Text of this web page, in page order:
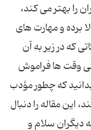
را بهتر می کند،
برده و مهارت های
که در زیر به آن
وقت ها فراموش
که چطور مؤدب
این مقاله را دنبال
دیگران سلام و